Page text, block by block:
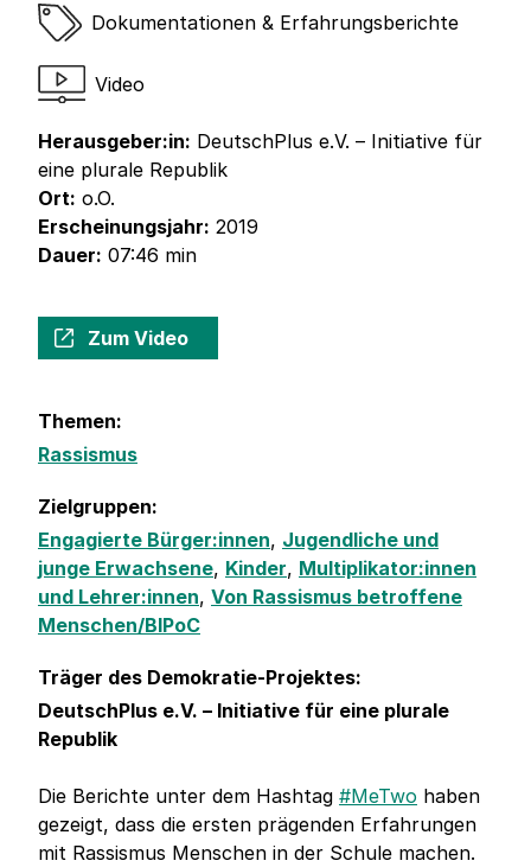
Dokumentationen & Erfahrungsberichte
Video
Herausgeber:in: DeutschPlus e.V. – Initiative für
eine plurale Republik
Ort: o.O.
Erscheinungsjahr: 2019
Dauer: 07:46 min
Zum Video
Themen:
Rassismus
Zielgruppen:
Engagierte Bürger:innen, Jugendliche und
junge Erwachsene, Kinder, Multiplikator:innen
und Lehrer:innen, Von Rassismus betroffene
Menschen/BIPoC
Träger des Demokratie-Projektes:
DeutschPlus e.V. – Initiative für eine plurale
Republik
Die Berichte unter dem Hashtag #MeTwo haben
gezeigt, dass die ersten prägenden Erfahrungen
mit Rassismus Menschen in der Schule machen.